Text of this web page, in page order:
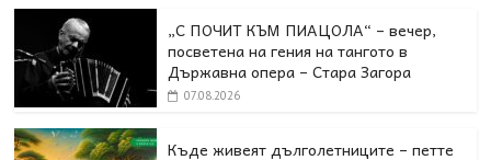
„С ПОЧИТ КЪМ ПИАЦОЛА“ – вечер,
посветена на гения на тангото в
Държавна опера – Стара Загора
07.08.2026
Къде живеят дълголетниците – петте